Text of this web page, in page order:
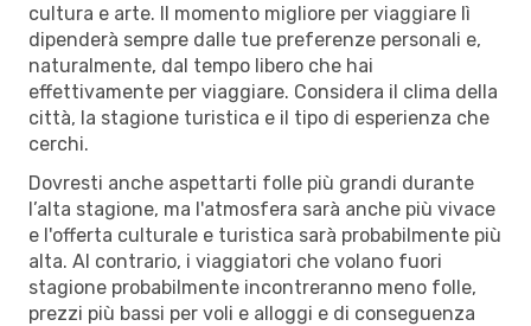
cultura e arte. Il momento migliore per viaggiare lì
dipenderà sempre dalle tue preferenze personali e,
naturalmente, dal tempo libero che hai
effettivamente per viaggiare. Considera il clima della
città, la stagione turistica e il tipo di esperienza che
cerchi.
Dovresti anche aspettarti folle più grandi durante
l’alta stagione, ma l'atmosfera sarà anche più vivace
e l'offerta culturale e turistica sarà probabilmente più
alta. Al contrario, i viaggiatori che volano fuori
stagione probabilmente incontreranno meno folle,
prezzi più bassi per voli e alloggi e di conseguenza